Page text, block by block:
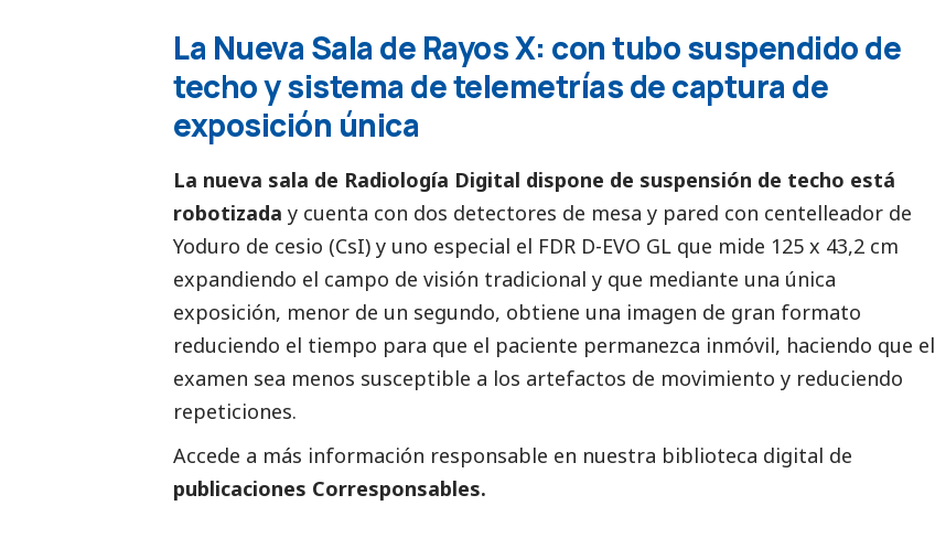
La Nueva Sala de Rayos X: con tubo suspendido de
techo y sistema de telemetrías de captura de
exposición única
La nueva sala de Radiología Digital dispone de suspensión de techo está
robotizada y cuenta con dos detectores de mesa y pared con centelleador de
Yoduro de cesio (CsI) y uno especial el FDR D-EVO GL que mide 125 x 43,2 cm
expandiendo el campo de visión tradicional y que mediante una única
exposición, menor de un segundo, obtiene una imagen de gran formato
reduciendo el tiempo para que el paciente permanezca inmóvil, haciendo que el
examen sea menos susceptible a los artefactos de movimiento y reduciendo
repeticiones.
Accede a más información responsable en nuestra biblioteca digital de
publicaciones Corresponsables.